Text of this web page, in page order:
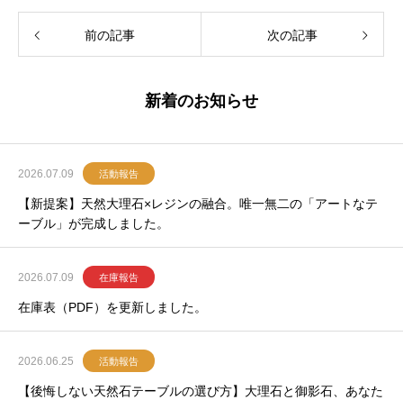
前の記事 次の記事
新着のお知らせ
2026.07.09 活動報告
【新提案】天然大理石×レジンの融合。唯一無二の「アートなテ
ーブル」が完成しました。
2026.07.09 在庫報告
在庫表（PDF）を更新しました。
2026.06.25 活動報告
【後悔しない天然石テーブルの選び方】大理石と御影石、あなた